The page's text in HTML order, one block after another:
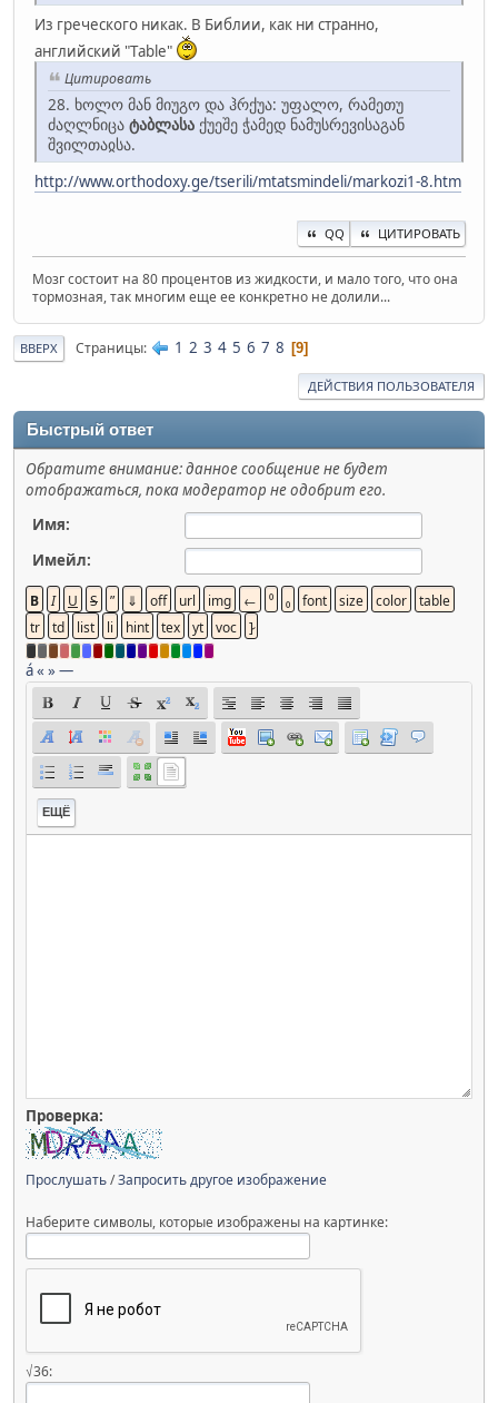
Из греческого никак. В Библии, как ни странно,
английский "Тable"
Цитировать
28. ხოლო მან მიუგო და ჰრქუა: უფალო, რამეთუ
ძაღლნიცა ტაბლასა ქუეშე ჭამედ ნამუსრევისაგან
შვილთაჲსა.
http://www.orthodoxy.ge/tserili/mtatsmindeli/markozi1-8.htm
QQ ЦИТИРОВАТЬ
Мозг состоит на 80 процентов из жидкости, и мало того, что она
тормозная, так многим еще ее конкретно не долили...
ВВЕРХ Страницы 1 2 3 4 5 6 7 8 9
ДЕЙСТВИЯ ПОЛЬЗОВАТЕЛЯ
Быстрый ответ
Обратите внимание: данное сообщение не будет
отображаться, пока модератор не одобрит его.
Имя:
Имейл:
á« »—
ЕЩЁ
Проверка:
Прослушать/Запросить другое изображение
Наберите символы, которые изображены на картинке:
√36: